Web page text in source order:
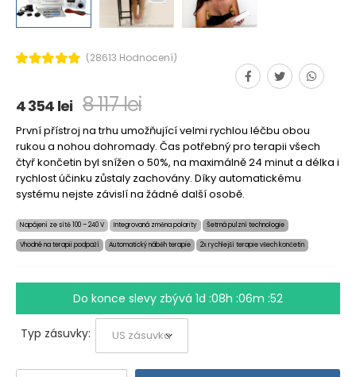
(28613 Hodnocení)
4 354 lei 8 117 lei
První přístroj na trhu umožňující velmi rychlou léčbu obou
rukou a nohou dohromady. Čas potřebný pro terapii všech
čtyř končetin byl snížen o 50%, na maximálně 24 minut a délka i
rychlost účinku zůstaly zachovány. Díky automatickému
systému nejste závislí na žádné další osobě.
Napájení ze sítě 100 – 240 V Integrovaná změna polarity Šetrná pulzní technologie
Vhodné na terapii podpaží Automatický náběh terapie 2x rychlejší terapie všech končetin
Do konce slevy zbývá 1d :08h :06m :52
Typ zásuvky: